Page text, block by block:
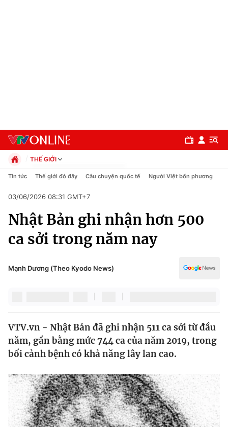
Chuyên mục
Chính trị
Thế giới
Tin tức
Thế giới đó đây
Câu chuyện quốc tế
Kinh tế
Tài chính
Thị trường
Dữ liệu và đời sống
THẾ GIỚI
Chính trị
Pháp luật
Kinh tế
Thể thao
Truyền hình
Y tế
Tin tức Thế giới đó đây Câu chuyện quốc tế Người Việt bốn phương
03/06/2026 08:31 GMT+7
Nhật Bản ghi nhận hơn 500
ca sởi trong năm nay
Mạnh Dương (Theo Kyodo News)
VTV.vn - Nhật Bản đã ghi nhận 511 ca sởi từ đầu
năm, gần bằng mức 744 ca của năm 2019, trong
bối cảnh bệnh có khả năng lây lan cao.